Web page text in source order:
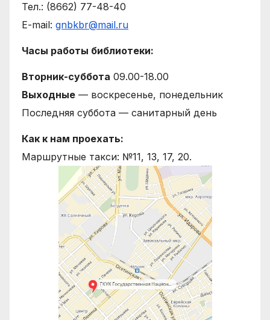
Тел.: (8662) 77-48-40
E-mail: gnbkbr@mail.ru
Часы работы библиотеки:
Вторник-суббота 09.00-18.00
Выходные — воскресенье, понедельник
Последняя суббота — санитарный день
Как к нам проехать:
Маршрутные такси: №11, 13, 17, 20.